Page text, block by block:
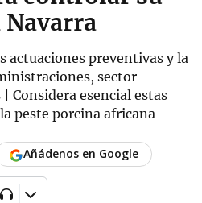
actuaciones preventivas y la
sector
Considera esencial estas
peste porcina africana
Añádenos en Google